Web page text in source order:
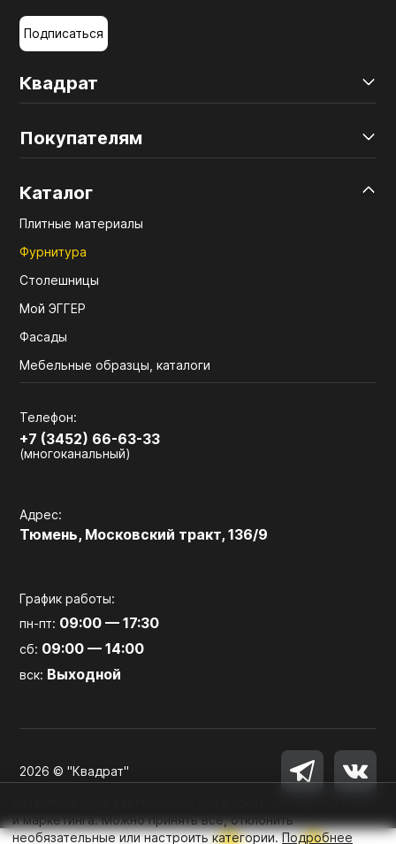
Квадрат
Покупателям
Каталог
Плитные материалы
Фурнитура
Столешницы
Мой ЭГГЕР
Фасады
Мебельные образцы, каталоги
Телефон:
+7 (3452) 66-63-33
(многоканальный)
Адрес:
Тюмень, Московский тракт, 136/9
График работы:
пн-пт: 09:00 — 17:30
сб: 09:00 — 14:00
вск: Выходной
Подписаться
2026 © "Квадрат"
и маркетинга. Можно принять все, отклонить
необязательные или настроить категории.Подробнее